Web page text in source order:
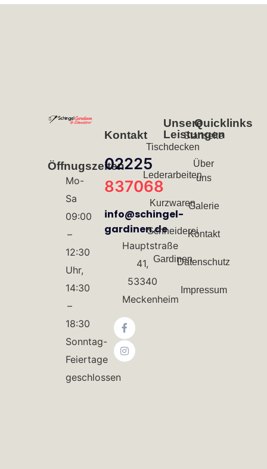
Öffnugszeiten
Mo-
Sa
09:00
–
12:30
Uhr,
14:30
–
18:30
Sonntag-
Feiertage
geschlossen
Kontakt
02225
837068
info@schingel-
gardinen.de
Hauptstraße
41,
53340
Meckenheim
Unsere
Leistungen
Tischdecken
Lederarbeiten
Kurzwaren
Schneiderei
Gardinen
Quicklinks
Startseite
Über
uns
Galerie
Kontakt
Datenschutz
Impressum